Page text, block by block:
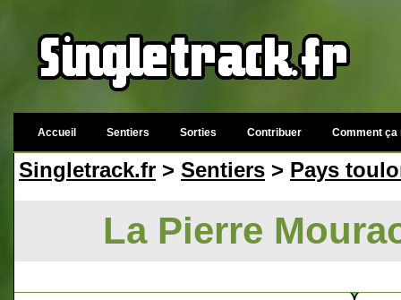
Accueil Sentiers Sorties Contribuer Comment ça
Singletrack.fr > Sentiers > Pays
La Pierre